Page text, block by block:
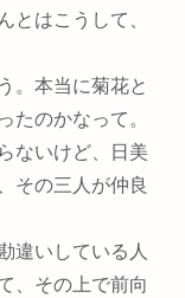
はこうして、
。本当に菊花と
のかなって。
ないけど、日美
その三人が仲良
違いしている人
、その上で前向